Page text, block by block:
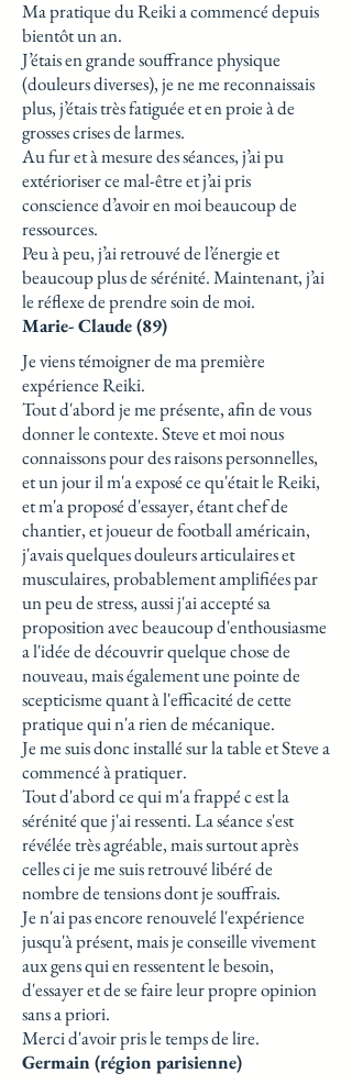
Ma pratique du Reiki a commencé depuis
bientôt un an.
J’étais en grande souffrance physique
(douleurs diverses), je ne me reconnaissais
plus, j’étais très fatiguée et en proie à de
grosses crises de larmes.
Au fur et à mesure des séances, j’ai pu
extérioriser ce mal-être et j’ai pris
conscience d’avoir en moi beaucoup de
ressources.
Peu à peu, j’ai retrouvé de l’énergie et
beaucoup plus de sérénité. Maintenant, j’ai
le réflexe de prendre soin de moi.
Marie- Claude (89)
Je viens témoigner de ma première
expérience Reiki.
Tout d'abord je me présente, afin de vous
donner le contexte. Steve et moi nous
connaissons pour des raisons personnelles,
et un jour il m'a exposé ce qu'était le Reiki,
et m'a proposé d'essayer, étant chef de
chantier, et joueur de football américain,
j'avais quelques douleurs articulaires et
musculaires, probablement amplifiées par
un peu de stress, aussi j'ai accepté sa
proposition avec beaucoup d'enthousiasme
a l'idée de découvrir quelque chose de
nouveau, mais également une pointe de
scepticisme quant à l'efficacité de cette
pratique qui n'a rien de mécanique.
Je me suis donc installé sur la table et Steve a
commencé à pratiquer.
Tout d'abord ce qui m'a frappé c est la
sérénité que j'ai ressenti. La séance s'est
révélée très agréable, mais surtout après
celles ci je me suis retrouvé libéré de
nombre de tensions dont je souffrais.
Je n'ai pas encore renouvelé l'expérience
jusqu'à présent, mais je conseille vivement
aux gens qui en ressentent le besoin,
d'essayer et de se faire leur propre opinion
sans a priori.
Merci d'avoir pris le temps de lire.
Germain (région parisienne)